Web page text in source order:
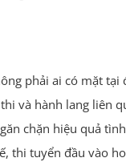
phải ai có mặt
và hành lang liên
chặn hiệu quả
tuyển đầu vào